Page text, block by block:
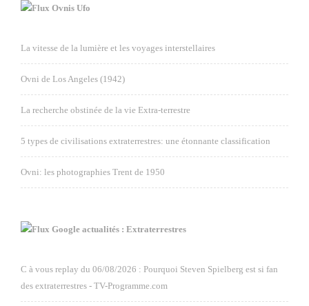
Ovnis Ufo
La vitesse de la lumière et les voyages interstellaires
Ovni de Los Angeles (1942)
La recherche obstinée de la vie Extra-terrestre
5 types de civilisations extraterrestres: une étonnante classification
Ovni: les photographies Trent de 1950
Google actualités : Extraterrestres
C à vous replay du 06/08/2026 : Pourquoi Steven Spielberg est si fan
des extraterrestres - TV-Programme.com